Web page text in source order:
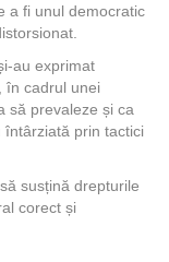
a fi unul democratic
au exprimat
în cadrul unei
să prevaleze și ca
prin tactici
susțină drepturile
corect și